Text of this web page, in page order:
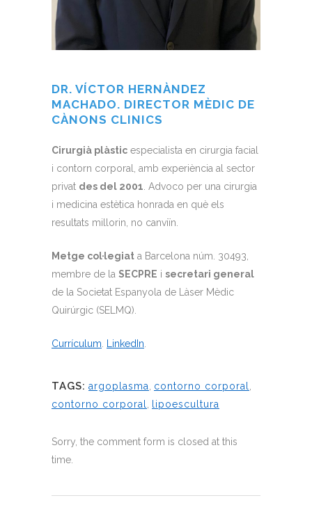
DR. VÍCTOR HERNÀNDEZ
MACHADO. DIRECTOR MÈDIC DE
CÀNONS CLINICS
Cirurgià plàstic especialista en cirurgia facial
i contorn corporal, amb experiència al sector
privat des del 2001. Advoco per una cirurgia
i medicina estètica honrada en què els
resultats millorin, no canviïn.
Metge col·legiat a Barcelona núm. 30493,
membre de la SECPRE i secretari general
de la Societat Espanyola de Làser Mèdic
Quirúrgic (SELMQ).
Currículum. LinkedIn.
TAGS: argoplasma, contorno corporal,
contorno corporal, lipoescultura
Sorry, the comment form is closed at this
time.